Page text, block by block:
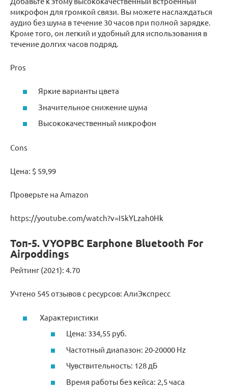
микрофон для громкой связи. Вы можете наслаждаться
аудио без шума в течение 30 часов при полной зарядке.
Кроме того, он легкий и удобный для использования в
течение долгих часов подряд.
Pros
Яркие варианты цвета
Значительное снижение шума
Высококачественный микрофон
Cons
Цена: $ 59,99
Проверьте на Amazon
https://youtube.com/watch?v=I5kYLzah0Hk
Топ-5. VYOPBC Earphone Bluetooth For
Airpoddings
Рейтинг (2021): 4.70
Учтено 545 отзывов с ресурсов: АлиЭкспресс
Характеристики
Цена: 334,55 руб.
Частотный диапазон: 20-20000 Hz
Чувствительность: 128 дБ
Время работы без кейса: 2,5 часа